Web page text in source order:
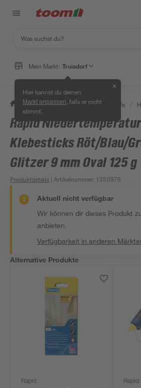
Mein Markt: Troisdorf
Hier kannst du deinen
Markt anpassen , falls er nicht
stimmt.
✕
/ Bauen & Renovieren / Klebstoffe /
Rapid
Klebesticks Röt/Blau/
Glitzer 9 mm Oval 125 g
Produktdetails | Artikelnummer: 1350976
Aktuell nicht verfügbar
Wir können dir dieses Produkt
anbieten.
Verfügbarkeit in anderen
Alternative Produkte
Rapid Rapid